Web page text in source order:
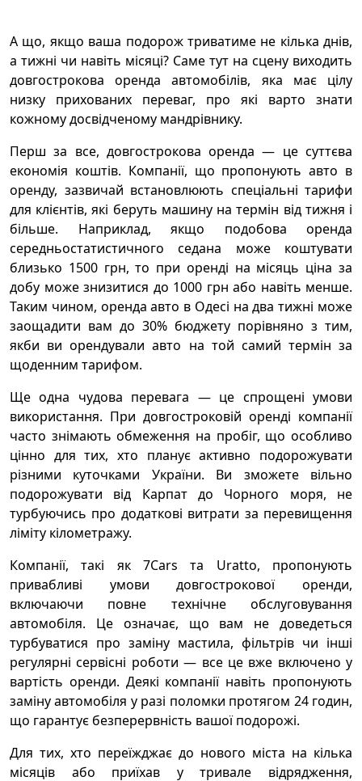
А що, якщо ваша подорож триватиме не кілька днів,
а тижні чи навіть місяці? Саме тут на сцену виходить
довгострокова оренда автомобілів, яка має цілу
низку прихованих переваг, про які варто знати
кожному досвідченому мандрівнику.
Перш за все, довгострокова оренда — це суттєва
економія коштів. Компанії, що пропонують авто в
оренду, зазвичай встановлюють спеціальні тарифи
для клієнтів, які беруть машину на термін від тижня і
більше. Наприклад, якщо подобова оренда
середньостатистичного седана може коштувати
близько 1500 грн, то при оренді на місяць ціна за
добу може знизитися до 1000 грн або навіть менше.
Таким чином, оренда авто в Одесі на два тижні може
заощадити вам до 30% бюджету порівняно з тим,
якби ви орендували авто на той самий термін за
щоденним тарифом.
Ще одна чудова перевага — це спрощені умови
використання. При довгостроковій оренді компанії
часто знімають обмеження на пробіг, що особливо
цінно для тих, хто планує активно подорожувати
різними куточками України. Ви зможете вільно
подорожувати від Карпат до Чорного моря, не
турбуючись про додаткові витрати за перевищення
ліміту кілометражу.
Компанії, такі як 7Cars та Uratto, пропонують
привабливі умови довгострокової оренди,
включаючи повне технічне обслуговування
автомобіля. Це означає, що вам не доведеться
турбуватися про заміну мастила, фільтрів чи інші
регулярні сервісні роботи — все це вже включено у
вартість оренди. Деякі компанії навіть пропонують
заміну автомобіля у разі поломки протягом 24 годин,
що гарантує безперервність вашої подорожі.
Для тих, хто переїжджає до нового міста на кілька
місяців або приїхав у тривале відрядження,